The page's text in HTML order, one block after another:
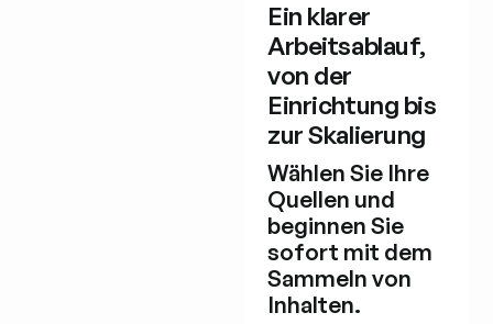
Ein klarer
Arbeitsablauf,
von der
Einrichtung bis
zur Skalierung
Wählen Sie Ihre
Quellen und
beginnen Sie
sofort mit dem
Sammeln von
Inhalten.